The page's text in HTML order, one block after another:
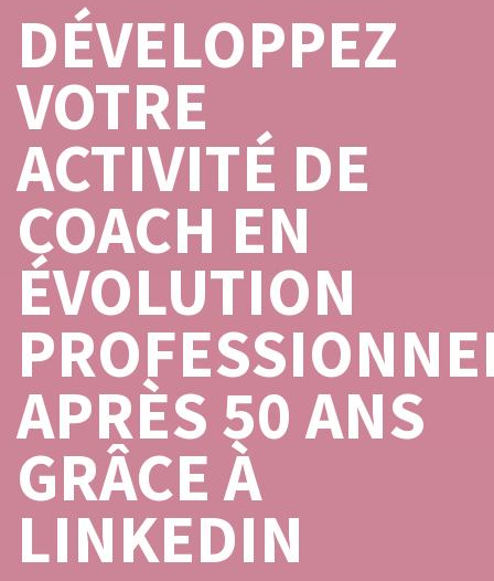
DÉVELOPPEZ
VOTRE
ACTIVITÉ DE
COACH EN
ÉVOLUTION
APRÈS 50 ANS
GRÂCE À
LINKEDIN